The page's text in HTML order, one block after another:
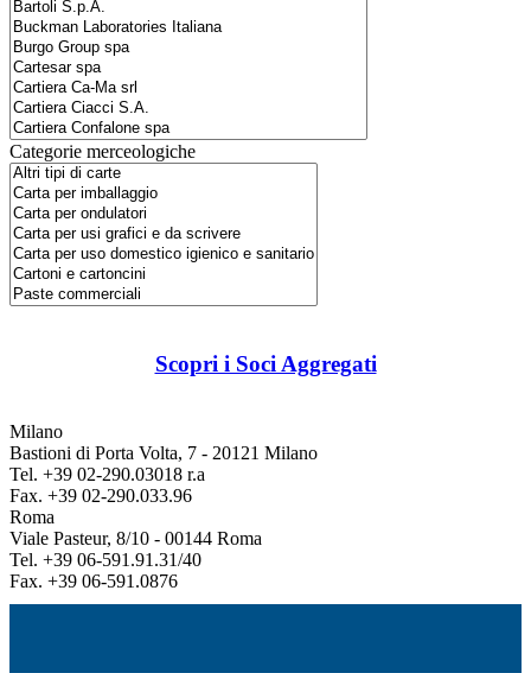
Categorie merceologiche
Scopri i Soci Aggregati
Milano
Bastioni di Porta Volta, 7 - 20121 Milano
Tel. +39 02-290.03018 r.a
Fax. +39 02-290.033.96
Roma
Viale Pasteur, 8/10 - 00144 Roma
Tel. +39 06-591.91.31/40
Fax. +39 06-591.0876